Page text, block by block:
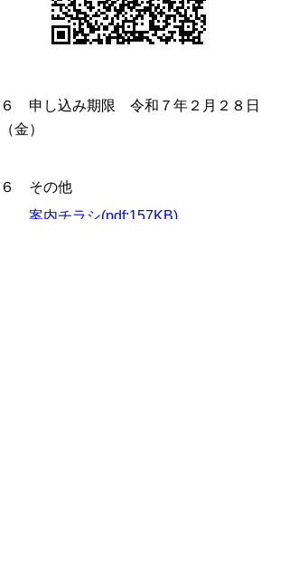
６ 申し込み期限 令和７年２月２８日
（金）
６ その他
案内チラシ(pdf:157KB)